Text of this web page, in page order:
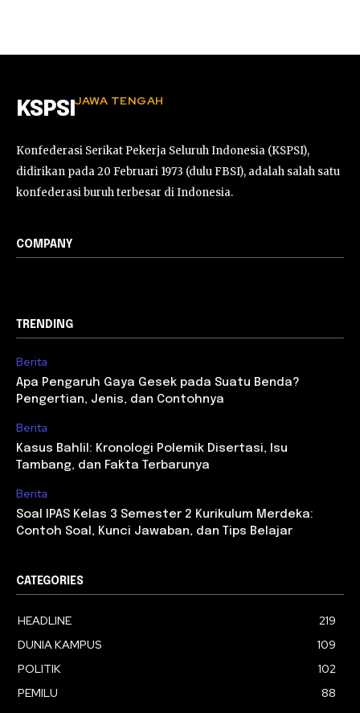
KSPSI JAWA TENGAH
Konfederasi Serikat Pekerja Seluruh Indonesia (KSPSI),
didirikan pada 20 Februari 1973 (dulu FBSI), adalah salah satu
konfederasi buruh terbesar di Indonesia.
COMPANY
TRENDING
Berita
Apa Pengaruh Gaya Gesek pada Suatu Benda?
Pengertian, Jenis, dan Contohnya
Berita
Kasus Bahlil: Kronologi Polemik Disertasi, Isu
Tambang, dan Fakta Terbarunya
Berita
Soal IPAS Kelas 3 Semester 2 Kurikulum Merdeka:
Contoh Soal, Kunci Jawaban, dan Tips Belajar
CATEGORIES
HEADLINE
219
DUNIA KAMPUS
109
POLITIK
102
PEMILU
88